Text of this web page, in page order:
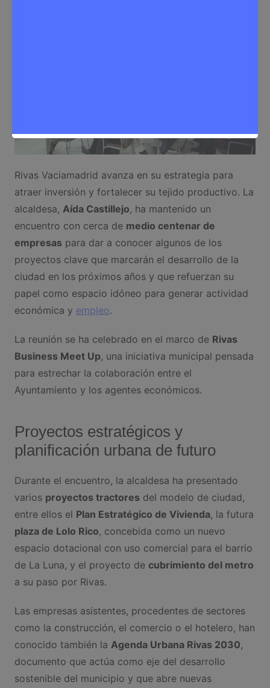
Rivas Vaciamadrid avanza en su estrategia para
atraer inversión y fortalecer su tejido productivo. La
alcaldesa, Aída Castillejo, ha mantenido un
encuentro con cerca de medio centenar de
empresaspara dar a conocer algunos de los
proyectos clave que marcarán el desarrollo de la
ciudad en los próximos años y que refuerzan su
papel como espacio idóneo para generar actividad
económica y empleo.
La reunión se ha celebrado en el marco de Rivas
Business Meet Up, una iniciativa municipal pensada
para estrechar la colaboración entre el
Ayuntamiento y los agentes económicos.
Proyectos estratégicos y
planificación urbana de futuro
Durante el encuentro, la alcaldesa ha presentado
varios proyectos tractoresdel modelo de ciudad,
entre ellos el Plan Estratégico de Vivienda, la futura
plaza de Lolo Rico, concebida como un nuevo
espacio dotacional con uso comercial para el barrio
de La Luna, y el proyecto de cubrimiento del metro
a su paso por Rivas.
Las empresas asistentes, procedentes de sectores
como la construcción, el comercio o el hotelero, han
conocido también la Agenda Urbana Rivas 2030,
documento que actúa como eje del desarrollo
sostenible del municipio y que abre nuevas